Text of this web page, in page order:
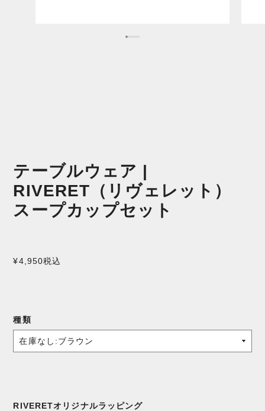
テーブルウェア |
RIVERET（リヴェレット）
スープカップセット
¥4,950税込
種類
RIVERETオリジナルラッピング